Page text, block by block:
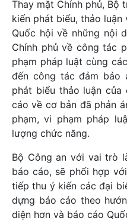
Thay mặt Chính phủ, Bộ
kiến phát biểu, thảo
Quốc hội về những nội
Chính phủ về công tác
phạm pháp luật cùng
đến công tác đảm bảo
phát biểu thảo luận
cáo về cơ bản đã phản
phạm, vi phạm pháp
lượng chức năng.
Bộ Công an với vai trò
báo cáo, sẽ phối hợp
tiếp thu ý kiến các đại
dựng báo cáo theo
diện hơn và báo cáo